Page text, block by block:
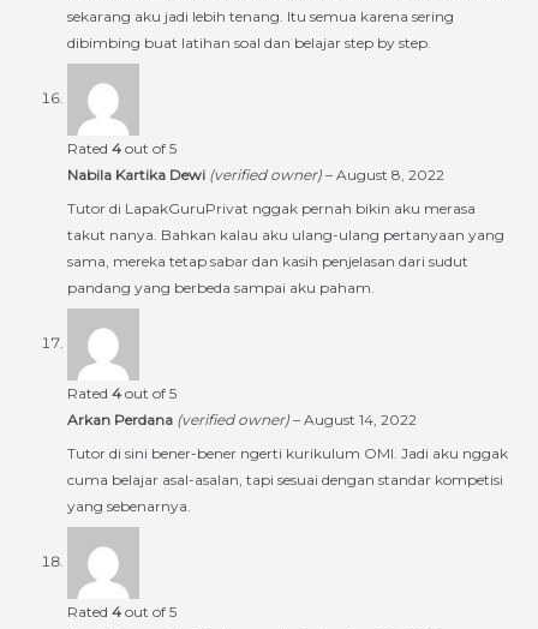
sekarang aku jadi lebih tenang. Itu semua karena sering
dibimbing buat latihan soal dan belajar step by step.
Rated 4 out of 5
Nabila Kartika Dewi (verified owner) – August 8, 2022
Tutor di LapakGuruPrivat nggak pernah bikin aku merasa
takut nanya. Bahkan kalau aku ulang-ulang pertanyaan yang
sama, mereka tetap sabar dan kasih penjelasan dari sudut
pandang yang berbeda sampai aku paham.
Rated 4 out of 5
Arkan Perdana (verified owner) – August 14, 2022
Tutor di sini bener-bener ngerti kurikulum OMI. Jadi aku nggak
cuma belajar asal-asalan, tapi sesuai dengan standar kompetisi
yang sebenarnya.
Rated 4 out of 5